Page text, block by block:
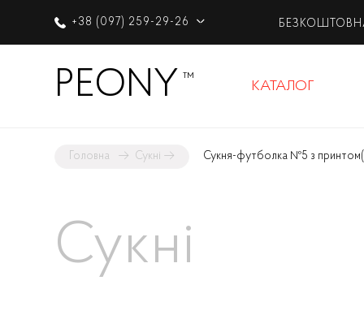
+38 (097) 259-29-26
PEONY ™ КАТАЛОГ
Головна → Сукні → Сукня-футболка №5 з принтом
Сукні